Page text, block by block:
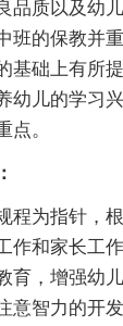
品质以及幼
班的保教并
基础上有所
幼儿的学习
点。
为指针，根
作和家长工
育，增强幼
意智力的开